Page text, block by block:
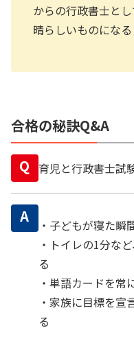
からの行政書士と
晴らしいものになる
合格の秘訣Q&A
Q 育児と行政書士試
A
・子どもが寝た瞬
・トイレの1分な
る
・単語カードを常
・家族に目標を宣
る